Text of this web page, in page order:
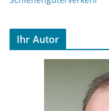
Ihr Autor